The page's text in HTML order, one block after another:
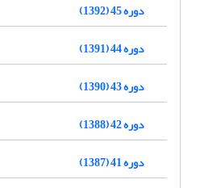
دوره 45 (1392)
دوره 44 (1391)
دوره 43 (1390)
دوره 42 (1388)
دوره 41 (1387)